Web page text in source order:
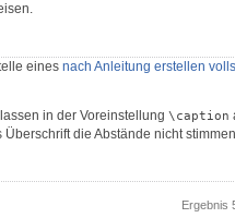
eines nach Anleitung erstellen
in der Voreinstellung \caption
die Abstände nicht
Ergebnis